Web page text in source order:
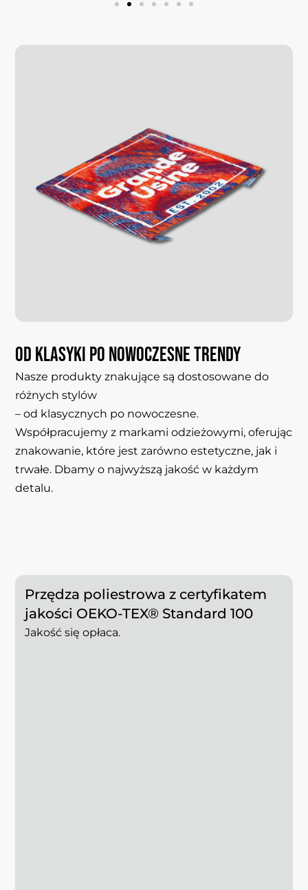
Od klasyki po nowoczesnetrendy
Nasze produkty znakujące są dostosowane do
różnych stylów
– od klasycznych po nowoczesne.
Współpracujemy z markami odzieżowymi, oferując
znakowanie, które jest zarówno estetyczne, jak i
trwałe. Dbamy o najwyższą jakość w każdym
detalu.
Przędza poliestrowa z certyfikatem
jakości OEKO-TEX® Standard 100
Jakość się opłaca.